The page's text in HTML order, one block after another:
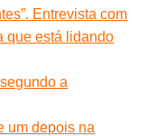
Entrevista com
que está lidando
a
um depois na